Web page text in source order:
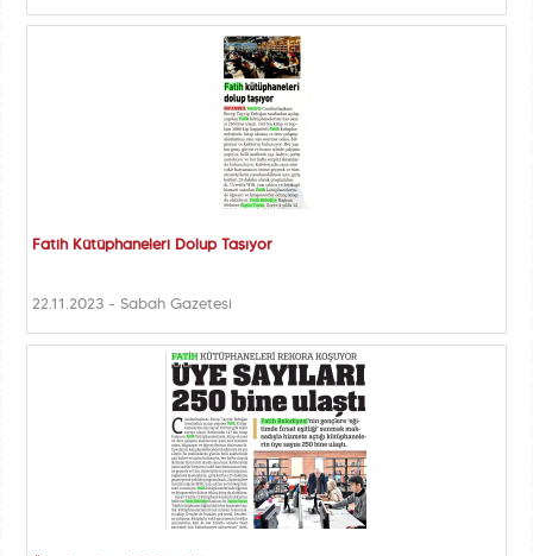
Fatih Kütüphaneleri Dolup Taşıyor
22.11.2023 - Sabah Gazetesi